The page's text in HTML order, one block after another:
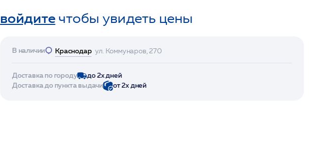
войдитечтобы увидеть цены
В наличии Краснодар ул. Коммунаров, 270
Доставка по городу
до 2х дней
Доставка до пункта выдачи
от 2х дней